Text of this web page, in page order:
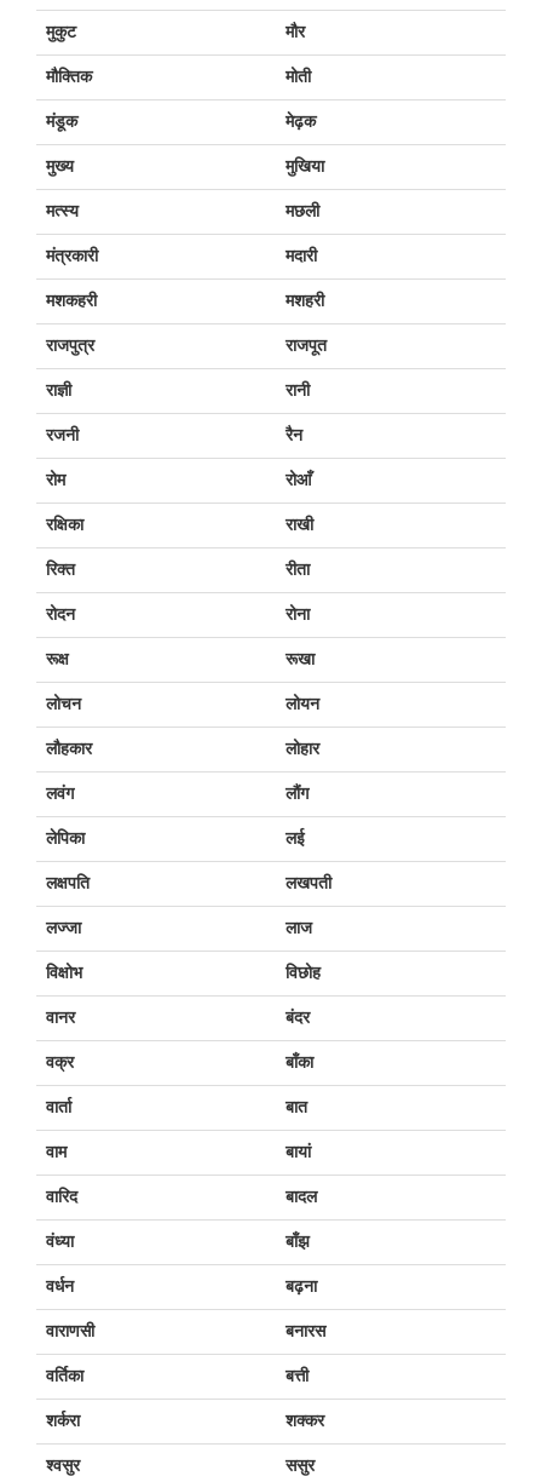
मुकुट मौर
मौक्तिक मोती
मंडूक मेढ़क
मुख्य मुखिया
मत्स्य मछली
मंत्रकारी मदारी
मशकहरी मशहरी
राजपुत्र राजपूत
राज्ञी रानी
रजनी रैन
रोम रोआँ
रक्षिका राखी
रिक्त रीता
रोदन रोना
रूक्ष रूखा
लोचन लोयन
लौहकार लोहार
लवंग लौंग
लेपिका लई
लक्षपति लखपती
लज्जा लाज
विक्षोभ विछोह
वानर बंदर
वक्र बाँका
वार्ता बात
वाम बायां
वारिद बादल
वंध्या बाँझ
वर्धन बढ़ना
वाराणसी बनारस
वर्तिका बत्ती
शर्करा शक्कर
श्वसुर ससुर